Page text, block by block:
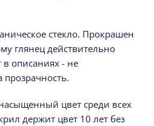
стекло. Прокрашен
глянец действительно
в описаниях - не
прозрачность.
цвет среди всех
держит цвет 10 лет без